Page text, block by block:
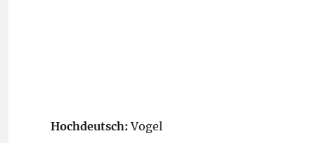
Hochdeutsch: Vogel